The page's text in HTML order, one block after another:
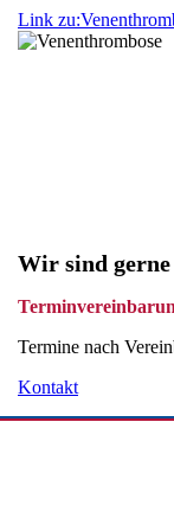
Link
Wir sind
Termine nach
Kontakt